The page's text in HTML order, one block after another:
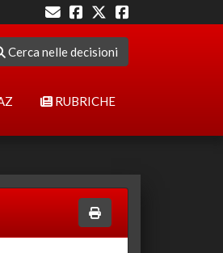
Cerca nelle decisioni
RUBRICHE